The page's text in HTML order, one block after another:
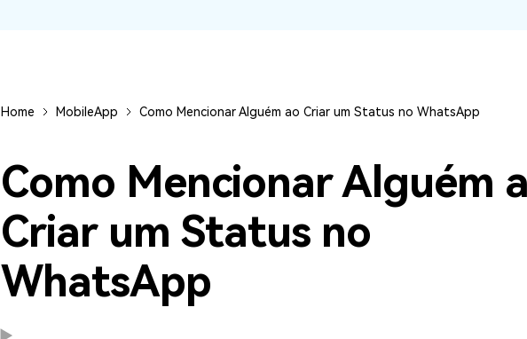
Home MobileApp Como Mencionar Alguém ao Criar um Status no WhatsApp
Como Mencionar Alguém
Criar um Status no
WhatsApp